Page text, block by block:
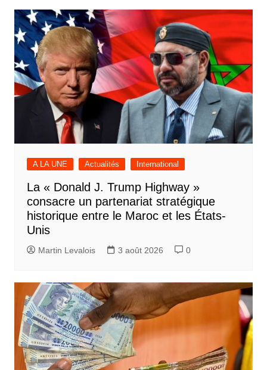
A LA UNE Actualités International
La « Donald J. Trump Highway »
consacre un partenariat stratégique
historique entre le Maroc et les États-
Unis
Martin Levalois 3 août 2026 0